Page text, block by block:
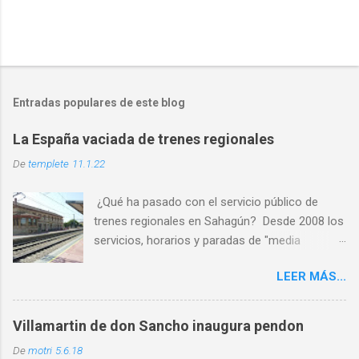
Entradas populares de este blog
La España vaciada de trenes regionales
Detemplete 11.1.22
¿Qué ha pasado con el servicio público de
trenes regionales en Sahagún? Desde 2008 los
servicios, horarios y paradas de "media
PASO 1: Servicio deficiente ✅ PASO 2: Malos
horarios ✅ PASO 3: Los usuarios son
expulsados por las escasas opciones ✅ PASO
4: Cierre por falta de usuarios ⏳ Al abandono
LEER MÁS...
Villamartin de don Sancho inaugura pendon
Demotri 5.6.18